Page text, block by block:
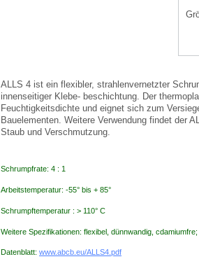
ALLS 4 ist ein flexibler, strahlenvernetzter
innenseitiger Klebe- beschichtung. Der
Feuchtigkeitsdichte und eignet sich zum
Bauelementen. Weitere Verwendung findet der
Staub und Verschmutzung.
Schrumpfrate: 4 : 1
Arbeitstemperatur: -55° bis + 85°
Schrumpftemperatur : > 110° C
Weitere Spezifikationen: flexibel, dünnwandig,
Datenblatt: www.abcb.eu/ALLS4.pdf